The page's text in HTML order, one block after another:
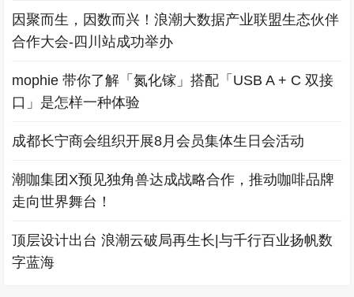
因聚而生，因数而兴！浪潮大数据产业联盟生态伙伴
合作大会-四川站成功举办
mophie 带你了解「氮化镓」搭配「USB A + C 双接
口」是怎样一种体验
成都长宁商会组织开展8月会员集体生日会活动
潮咖集团X预见独角兽达成战略合作，推动咖啡品牌
走向世界舞台！
顶层设计出台 浪潮云破局再生长|与千行百业扬帆数
字蓝海